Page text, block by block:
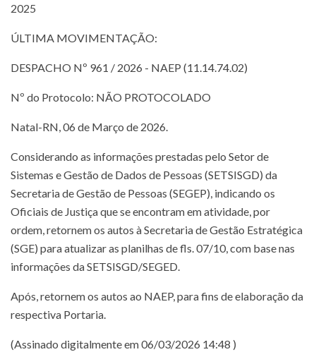
2025
ÚLTIMA MOVIMENTAÇÃO:
DESPACHO Nº 961 / 2026 - NAEP (11.14.74.02)
Nº do Protocolo: NÃO PROTOCOLADO
Natal-RN, 06 de Março de 2026.
Considerando as informações prestadas pelo Setor de
Sistemas e Gestão de Dados de Pessoas (SETSISGD) da
Secretaria de Gestão de Pessoas (SEGEP), indicando os
Oficiais de Justiça que se encontram em atividade, por
ordem, retornem os autos à Secretaria de Gestão Estratégica
(SGE) para atualizar as planilhas de fls. 07/10, com base nas
informações da SETSISGD/SEGED.
Após, retornem os autos ao NAEP, para fins de elaboração da
respectiva Portaria.
(Assinado digitalmente em 06/03/2026 14:48 )